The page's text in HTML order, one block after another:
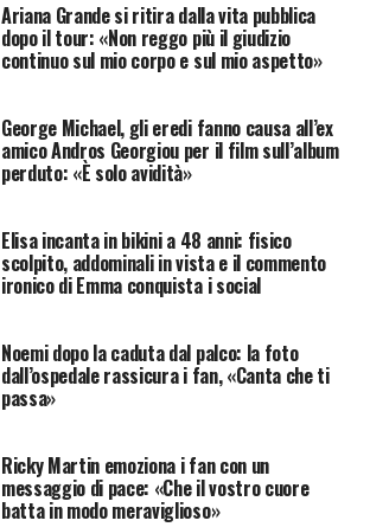
Ariana Grande si ritira dalla vita pubblica
dopo il tour: «Non reggo più il giudizio
continuo sul mio corpo e sul mio aspetto»
George Michael, gli eredi fanno causa all’ex
amico Andros Georgiou per il film sull’album
perduto: «È solo avidità»
Elisa incanta in bikini a 48 anni: fisico
scolpito, addominali in vista e il commento
ironico di Emma conquista i social
Noemi dopo la caduta dal palco: la foto
dall’ospedale rassicura i fan, «Canta che ti
passa»
Ricky Martin emoziona i fan con un
messaggio di pace: «Che il vostro cuore
batta in modo meraviglioso»